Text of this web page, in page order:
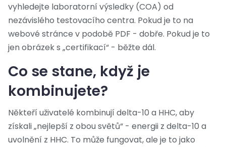
vyhledejte laboratorní výsledky (COA) od
nezávislého testovacího centra. Pokud je to na
webové stránce v podobě PDF - dobře. Pokud je to
jen obrázek s „certifikací“ - běžte dál.
Co se stane, když je
kombinujete?
Někteří uživatelé kombinují delta-10 a HHC, aby
získali „nejlepší z obou světů“ - energii z delta-10 a
uvolnění z HHC. To může fungovat, ale je to jako